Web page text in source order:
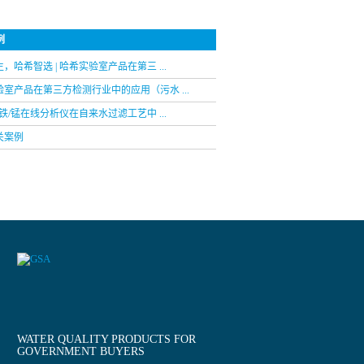
，哈希智选 | 哈希实验室产品在第三 ...
室产品在第三方检测行业中的应用（污水 ...
/锰在线分析仪在自来水过滤工艺中 ...
案例
WATER QUALITY PRODUCTS FOR
GOVERNMENT BUYERS